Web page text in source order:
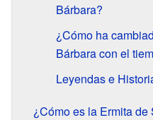
Bárbara?
¿Cómo ha
Bárbara con el
Leyendas e
¿Cómo es la Ermita